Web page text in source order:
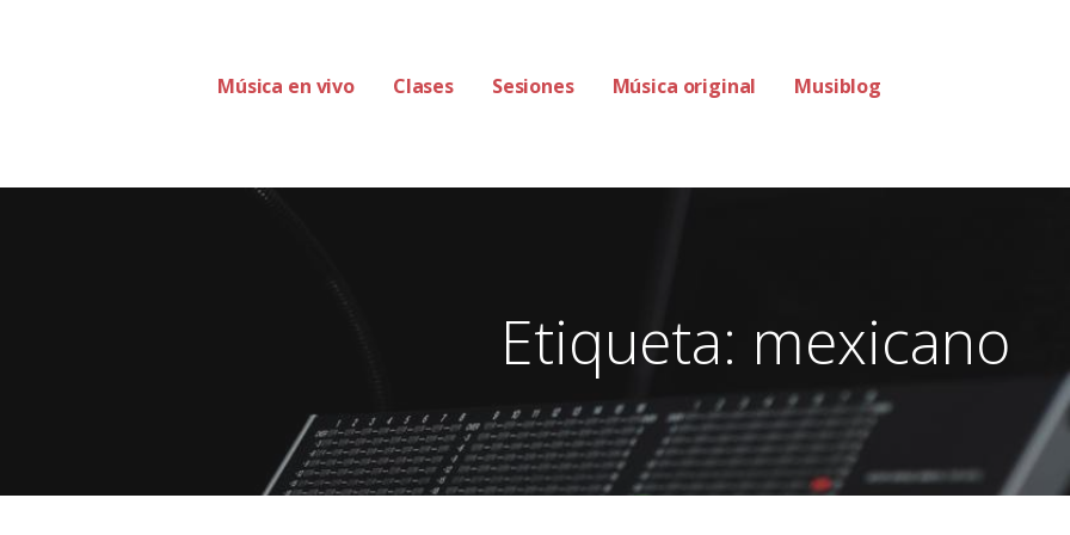
Música en vivo Clases Sesiones Música original Musiblog
Etiqueta: mexicano